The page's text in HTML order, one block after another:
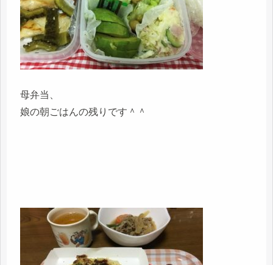
母弁当、
娘の朝ごはんの残りです＾＾